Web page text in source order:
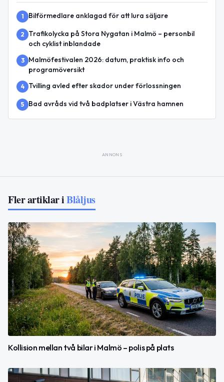
1 Bilförmedlare anklagad för att lura säljare
2
Trafikolycka på Stora Nygatan i Malmö – personbil
och cyklist inblandade
3
Malmöfestivalen 2026: datum, praktisk info och
programöversikt
4 Tvilling avled efter skador under förlossningen
5 Bad avråds vid två badplatser i Västra hamnen
ANNONS
Fler artiklar iBlåljus
Kollision mellan två bilar i Malmö – polis på plats